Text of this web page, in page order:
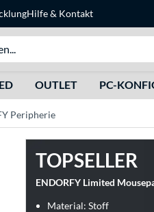
Hilfe& Kontakt
OUTLET PC-
Peripherie
TOPSELLER
ENDORFY Limited
Material: Stoff